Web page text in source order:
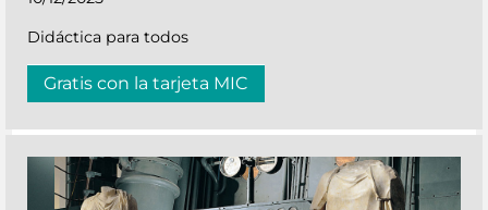
Didáctica para todos
Gratis con la tarjeta MIC